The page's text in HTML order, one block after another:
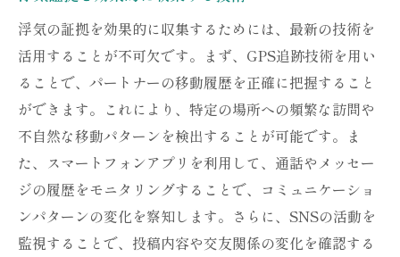
浮気の証拠を効果的に収集するためには、最新の技術を
活用することが不可欠です。まず、GPS追跡技術を用い
ることで、パートナーの移動履歴を正確に把握すること
ができます。これにより、特定の場所への頻繁な訪問や
不自然な移動パターンを検出することが可能です。ま
た、スマートフォンアプリを利用して、通話やメッセー
ジの履歴をモニタリングすることで、コミュニケーショ
ンパターンの変化を察知します。さらに、SNSの活動を
監視することで、投稿内容や交友関係の変化を確認する